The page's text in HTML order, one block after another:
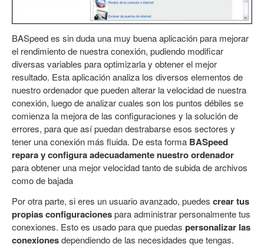
BASpeed es sin duda una muy buena aplicación para mejorar
el rendimiento de nuestra conexión, pudiendo modificar
diversas variables para optimizarla y obtener el mejor
resultado. Esta aplicación analiza los diversos elementos de
nuestro ordenador que pueden alterar la velocidad de nuestra
conexión, luego de analizar cuales son los puntos débiles se
comienza la mejora de las configuraciones y la solución de
errores, para que así puedan destrabarse esos sectores y
tener una conexión más fluida. De esta forma BASpeed
repara y configura adecuadamente nuestro ordenador
para obtener una mejor velocidad tanto de subida de archivos
como de bajada
Por otra parte, si eres un usuario avanzado, puedes crear tus
propias configuracionespara administrar personalmente tus
conexiones. Esto es usado para que puedas personalizar las
conexionesdependiendo de las necesidades que tengas.